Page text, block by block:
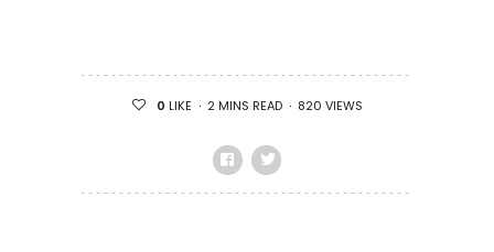
0 LIKE 2 MINS READ 820 VIEWS